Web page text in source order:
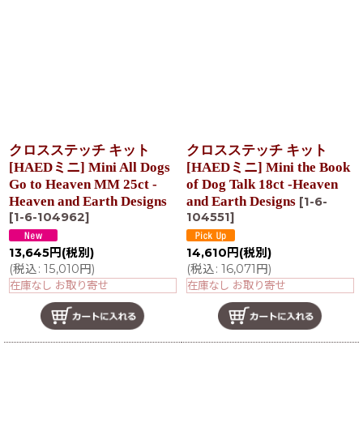
クロスステッチ キット
[HAEDミニ] Mini All Dogs
Go to Heaven MM 25ct -
Heaven and Earth Designs
[1-6-104962]
13,645円 (税別)
(税込: 15,010円)
在庫なし お取り寄せ
クロスステッチ キット
[HAEDミニ] Mini the Book
of Dog Talk 18ct -Heaven
and Earth Designs [1-6-
104551]
14,610 円 (税別)
(税込: 16,071円)
在庫なし お取り寄せ